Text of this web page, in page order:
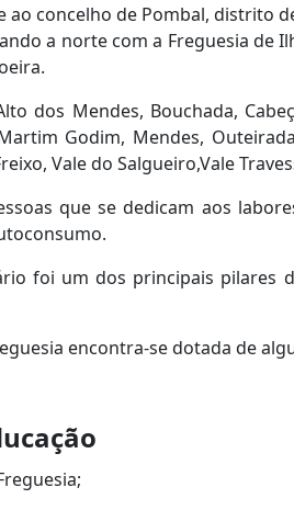
concelho de Pombal, distrito
a norte com a Freguesia de
dos Mendes, Bouchada,
Godim, Mendes,
Vale do Salgueiro,Vale
que se dedicam aos
foi um dos principais pilares
encontra-se dotada de